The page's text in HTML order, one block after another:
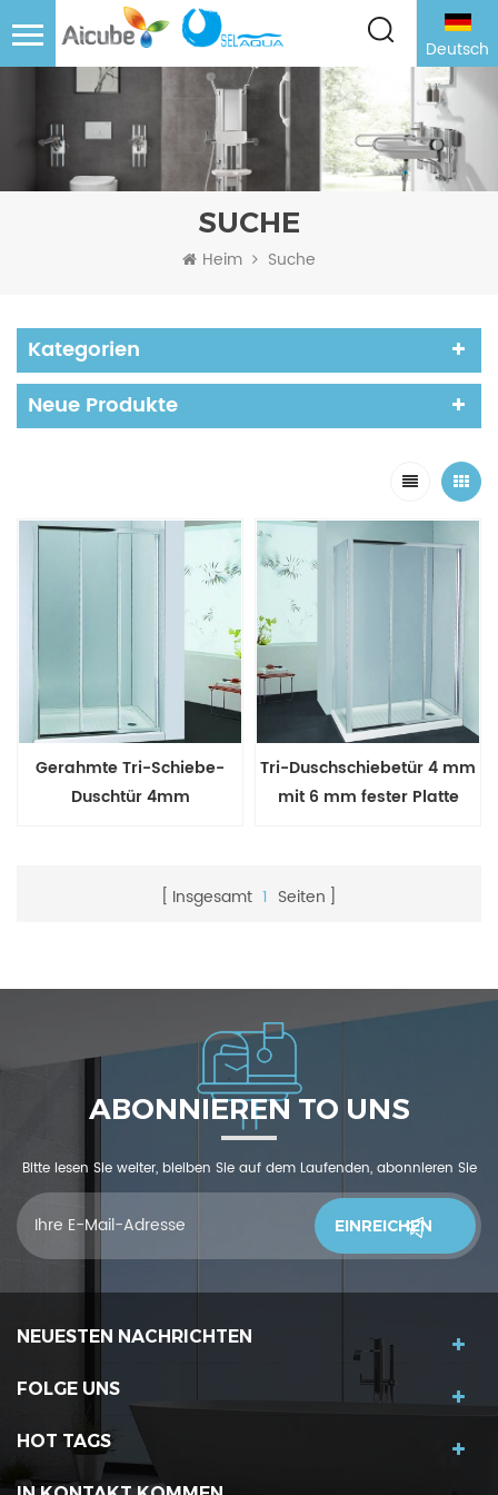
Deutsch
SUCHE
Heim Suche
Kategorien
Neue Produkte
Gerahmte Tri-Schiebe-
Duschtür 4mm
Tri-Duschschiebetür 4 mm
mit 6 mm fester Platte
Insgesamt 1 Seiten
ABONNIEREN TO UNS
Bitte lesen Sie weiter, bleiben Sie auf dem Laufenden, abonnieren Sie
und wir begrüßen Sie, uns was zu sagendu denkst
NEUESTEN NACHRICHTEN
FOLGE UNS
HOT TAGS